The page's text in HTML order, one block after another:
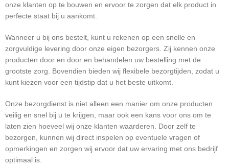
onze klanten op te bouwen en ervoor te zorgen dat elk product in
perfecte staat bij u aankomt.
Wanneer u bij ons bestelt, kunt u rekenen op een snelle en
zorgvuldige levering door onze eigen bezorgers. Zij kennen onze
producten door en door en behandelen uw bestelling met de
grootste zorg. Bovendien bieden wij flexibele bezorgtijden, zodat u
kunt kiezen voor een tijdstip dat u het beste uitkomt.
Onze bezorgdienst is niet alleen een manier om onze producten
veilig en snel bij u te krijgen, maar ook een kans voor ons om te
laten zien hoeveel wij onze klanten waarderen. Door zelf te
bezorgen, kunnen wij direct inspelen op eventuele vragen of
opmerkingen en zorgen wij ervoor dat uw ervaring met ons bedrijf
optimaal is.